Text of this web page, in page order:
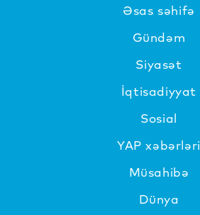
Əsas səhifə
Gündəm
Siyasət
İqtisadiyyat
Sosial
YAP xəbərləri
Müsahibə
Dünya